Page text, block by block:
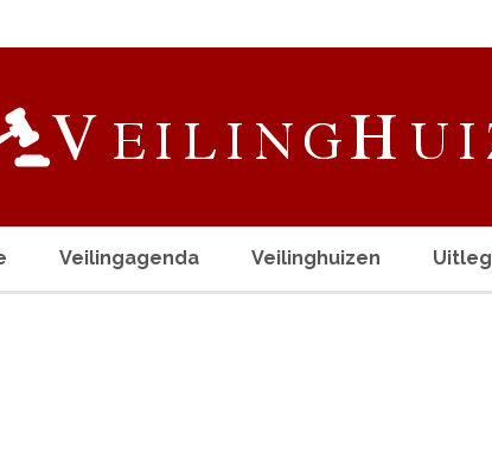
Veilingagenda Veilinghuizen Uitleg